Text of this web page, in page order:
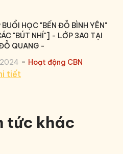
BUỔI HỌC "BẾN ĐỖ BÌNH YÊN"
"BÚT NHÍ"] - LỚP 3A0 TẠI
QUANG -
- Hoạt động CBN
tiết
tức khác